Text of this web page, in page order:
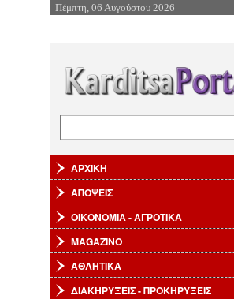
Επιστροφή στην Πλοήγηση
Πέμπτη, 06 Αυγούστου 2026
ΑΡΧΙΚΗ
ΑΠΟΨΕΙΣ
ΟΙΚΟΝΟΜΙΑ - ΑΓΡΟΤΙΚΑ
MAGAZINO
ΑΘΛΗΤΙΚΑ
ΔΙΑΚΗΡΥΞΕΙΣ - ΠΡΟΚΗΡΥΞΕΙΣ